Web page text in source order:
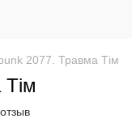
2077. Травма Тім